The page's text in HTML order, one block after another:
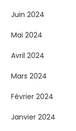
Juin 2024
Mai 2024
Avril 2024
Mars 2024
Février 2024
Janvier 2024